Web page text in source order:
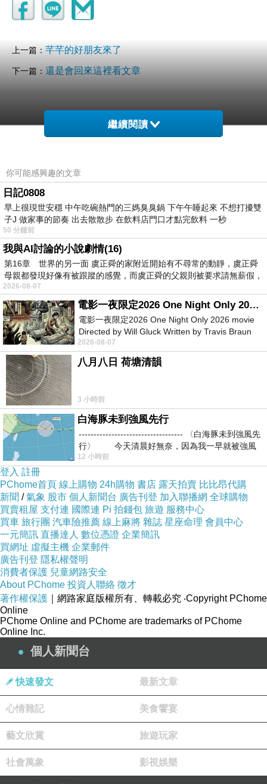
上一篇： 芊芊的好朋友來了
下一篇： 還是會回來這裡看文章
繼續閱讀
你可能感興趣的文章
日記0808
早上很現世安穩 中午吃碗熱門的三媽臭臭鍋 下午午睡起來 不想打擾雙
子J 做家事的節奏 出去散散步 在飲料店門口才點完飲料 一秒
50 分鐘前
我與AI討論的小說劇情(16)
第16章 世界的另一面 虞正舜的家附近開始有不尋常的動靜，虞正舜
母親都發現好像有被跟蹤的感覺，而虞正舜的父親則被要求請無薪假，
2026-08-07
電影一夜限定2026 One Night Only 2026 movie
電影一夜限定2026 One Night Only 2026 movie
Directed by Will Gluck Written by Travis Braun
Starring Monica Barbaro
2026-08-07
八月八日 荷塘清韻
3 小時前
白海豚未到強風先行
----------------------------------- 〈白海豚未到強風先
行〉 今天清晨好無奈，因為我一早就被強風
12 小時前
登入 註冊
PChome首頁 線上購物 24h購物 書店 露天拍賣 比比昂代購
新聞 /氣象 股市 個人新聞台 廣告刊登 加入聯播網 全球購物
買賣租屋 支付連 國際連 Pi 拍錢包 旅遊 服務中心
買車 旅行團 汽車險推薦 線上麻將 雜誌 星座命理 會員中心
一元簡訊 直播達人 數位憑證 企業簡訊
買網址 虛擬主機 企業郵件
廣告刊登 隱私權聲明
消費者保護 兒童網路安全
About PChome 投資人聯絡 徵才
著作權保護 ｜網路家庭版權所有、轉載必究 ‧Copyright PChome
Online
PChome Online and PChome are trademarks of PChome
Online Inc.
個人新聞台
快速發文 最新文章
心情雜記 美食饗宴
藝文欣賞 旅遊玩家
社會萬象 影視娛樂